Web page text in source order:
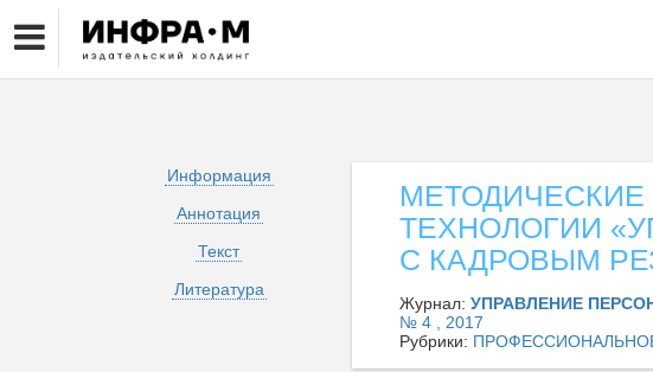
Информация
Аннотация
Текст
Литература
МЕТОДИЧЕСКИЕ
ТЕХНОЛОГИИ
С КАДРОВЫМ
Журнал: УПРАВЛЕНИЕ
№ 4 , 2017
Рубрики: